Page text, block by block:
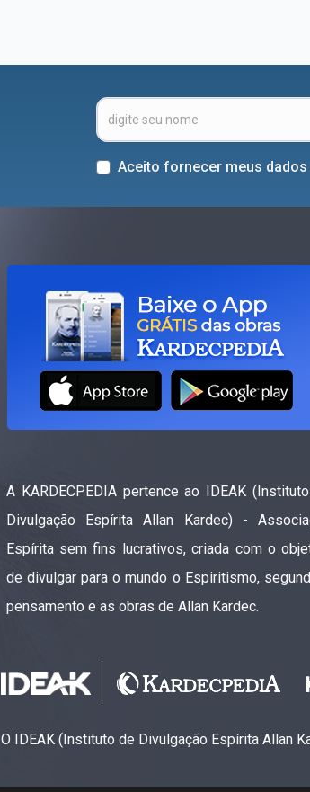
Aceito fornecer meus
A KARDECPEDIA pertence ao IDEAK
Divulgação Espírita Allan Kardec) -
Espírita sem fins lucrativos, criada com o
de divulgar para o mundo o Espiritismo,
pensamento e as obras de Allan Kardec.
O IDEAK (Instituto de Divulgação Espírita Allan